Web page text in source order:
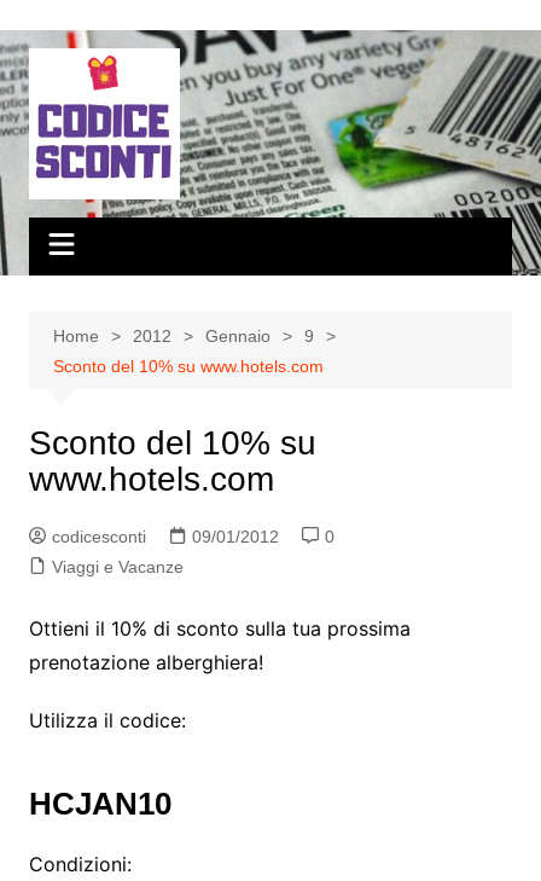
al
contenuto
Home 2012 Gennaio
9
Sconto del 10% su www.hotels.com
Sconto del 10% su
www.hotels.com
codicesconti 09/01/2012
0
Viaggi e Vacanze
Ottieni il 10% di sconto sulla tua prossima
prenotazione alberghiera!
Utilizza il codice:
HCJAN10
Condizioni: